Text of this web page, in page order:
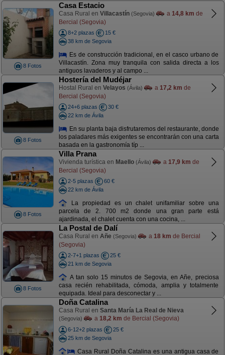
8 Fotos
Casa Estacio
Casa Rural en Villacastín (Segovia) a 14,8 km de
Bercial (Segovia)
8+2 plazas
15 €
38 km de Segovia
Es de construcción tradicional, en el casco urbano de
Villacastín. Zona muy tranquila con salida directa a los
antiguos lavaderos y al campo ...
8 Fotos
Hostería del Mudéjar
Hostal Rural en Velayos (Ávila) a 17,2 km de
Bercial (Segovia)
24+6 plazas
30 €
22 km de Ávila
En su planta baja disfrutaremos del restaurante, donde
los paladares más exigentes se encontrarán con una carta
basada en la gastronomía típ ...
8 Fotos
Villa Prana
Vivienda turística en Maello (Ávila) a 17,9 km de
Bercial (Segovia)
2-5 plazas
60 €
22 km de Ávila
La propiedad es un chalet unifamiliar sobre una
parcela de 2. 700 m2 donde una gran parte está
ajardinada, el chalet cuenta con una cocina, ...
8 Fotos
La Postal de Dalí
Casa Rural en Añe (Segovia) a 18 km de Bercial
(Segovia)
2-7+1 plazas
25 €
21 km de Segovia
A tan solo 15 minutos de Segovia, en Añe, preciosa
casa recién rehabilitada, cómoda, amplia y totalmente
equipada. Ideal para desconectar y ...
Doña Catalina
Casa Rural en Santa María La Real de Nieva
(Segovia) a 18,2 km de Bercial (Segovia)
6-12+2 plazas
25 €
25 km de Segovia
Casa Rural Doña Catalina es una antigua casa de